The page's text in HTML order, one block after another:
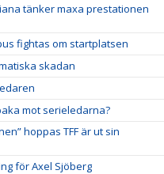
tänker maxa prestationen
fightas om startplatsen
skadan
mot serieledarna?
hoppas TFF är ut sin
för Axel Sjöberg